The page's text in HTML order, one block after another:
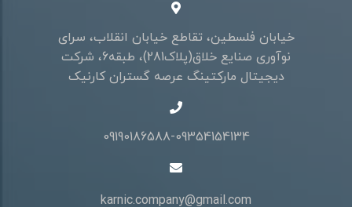
خیابان فلسطین، تقاطع خیابان انقلاب، سرای
نوآوری صنایع خلاق(پلاک281)، طبقه6، شرکت
دیجیتال مارکتینگ عرصه گستران کارنیک
09190186588-09354154134
karnic.company@gmail.com